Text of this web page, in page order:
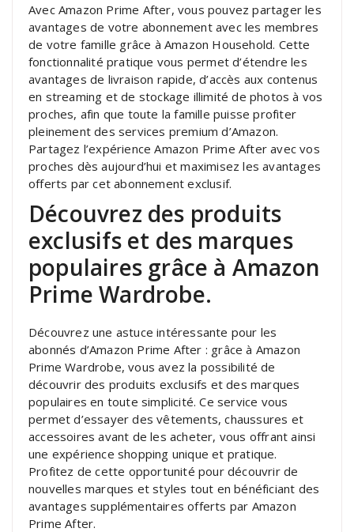
Avec Amazon Prime After, vous pouvez partager les
avantages de votre abonnement avec les membres
de votre famille grâce à Amazon Household. Cette
fonctionnalité pratique vous permet d’étendre les
avantages de livraison rapide, d’accès aux contenus
en streaming et de stockage illimité de photos à vos
proches, afin que toute la famille puisse profiter
pleinement des services premium d’Amazon.
Partagez l’expérience Amazon Prime After avec vos
proches dès aujourd’hui et maximisez les avantages
offerts par cet abonnement exclusif.
Découvrez des produits
exclusifs et des marques
populaires grâce à Amazon
Prime Wardrobe.
Découvrez une astuce intéressante pour les
abonnés d’Amazon Prime After : grâce à Amazon
Prime Wardrobe, vous avez la possibilité de
découvrir des produits exclusifs et des marques
populaires en toute simplicité. Ce service vous
permet d’essayer des vêtements, chaussures et
accessoires avant de les acheter, vous offrant ainsi
une expérience shopping unique et pratique.
Profitez de cette opportunité pour découvrir de
nouvelles marques et styles tout en bénéficiant des
avantages supplémentaires offerts par Amazon
Prime After.